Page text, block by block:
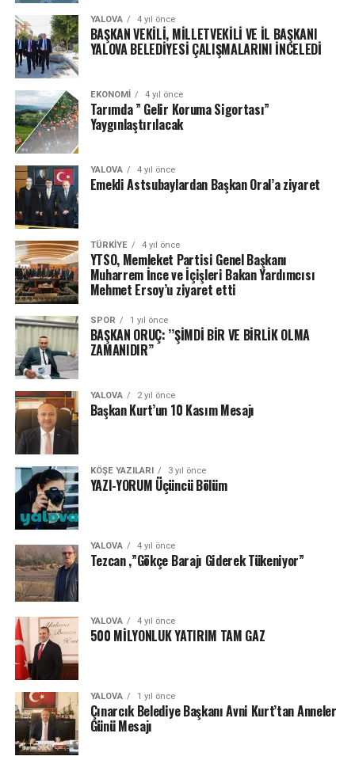
YALOVA 4 yıl önce
BAŞKAN VEKİLİ, MİLLETVEKİLİ VE İL BAŞKANI
YALOVA BELEDİYESİ ÇALIŞMALARINI İNCELEDİ
EKONOMI 4 yıl önce
Tarımda ” Gelir Koruma Sigortası”
Yaygınlaştırılacak
YALOVA 4 yıl önce
Emekli Astsubaylardan Başkan Oral’a ziyaret
TÜRKIYE 4 yıl önce
YTSO, Memleket Partisi Genel Başkanı
Muharrem İnce ve İçişleri Bakan Yardımcısı
Mehmet Ersoy’u ziyaret etti
SPOR 1 yıl önce
BAŞKAN ORUÇ: ’’ŞİMDİ BİR VE BİRLİK OLMA
ZAMANIDIR’’
YALOVA 2 yıl önce
Başkan Kurt’un 10 Kasım Mesajı
KÖŞE YAZILARI 3 yıl önce
YAZI-YORUM Üçüncü Bölüm
YALOVA 4 yıl önce
Tezcan ,”Gökçe Barajı Giderek Tükeniyor”
YALOVA 4 yıl önce
500 MİLYONLUK YATIRIM TAM GAZ
YALOVA 1 yıl önce
Çınarcık Belediye Başkanı Avni Kurt’tan Anneler
Günü Mesajı